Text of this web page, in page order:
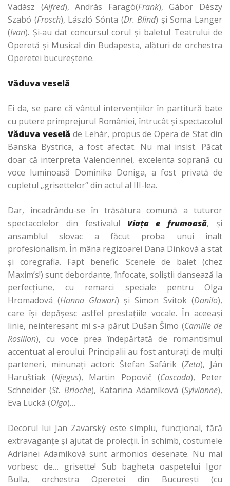
Vadász (Alfred), András Faragó(Frank), Gábor Dészy
Szabó (Frosch), László Sónta (Dr. Blind) şi Soma Langer
(Ivan). Şi‑au dat concursul corul şi baletul Teatrului de
Operetă şi Musical din Budapesta, alături de orchestra
Operetei bucureştene.
Văduva veselă
Ei da, se pare că vântul intervenţiilor în partitură bate
cu putere primprejurul României, întrucât şi spectacolul
Văduva veselă de Lehár, propus de Opera de Stat din
Banska Bystrica, a fost afectat. Nu mai insist. Păcat
doar că interpreta Valenciennei, excelenta soprană cu
voce luminoasă Dominika Doniga, a fost privată de
cupletul „grisettelor“ din actul al III-lea.
Dar, încadrându-se în trăsătura comună a tuturor
spectacolelor din festivalul Viaţa e frumoasă, şi
ansamblul slovac a făcut proba unui înalt
profesionalism. În mâna regizoarei Dana Dinková a stat
şi coregrafia. Fapt benefic. Scenele de balet (chez
Maxim’s!) sunt debordante, înfocate, soliştii dansează la
perfecţiune, cu remarci speciale pentru Olga
Hromadová (Hanna Glawari) şi Simon Svitok (Danilo),
care îşi depăşesc astfel prestaţiile vocale. În aceeaşi
linie, neinteresant mi s-a părut Dušan Šimo (Camille de
Rosillon), cu voce prea îndepărtată de romantismul
accentuat al eroului. Principalii au fost anturaţi de mulţi
parteneri, minunaţi actori: Štefan Safárik (Zeta), Ján
Haruštiak (Njegus), Martin Popovič (Cascada), Peter
Schneider (St. Brioche), Katarina Adamíková (Sylvianne),
Eva Lucká (Olga)…
Decorul lui Jan Zavarský este simplu, funcţional, fără
extravaganţe şi ajutat de proiecţii. În schimb, costumele
Adrianei Adamiková sunt armonios desenate. Nu mai
vorbesc de… grisette! Sub bagheta oaspetelui Igor
Bulla, orchestra Operetei din Bucureşti (cu